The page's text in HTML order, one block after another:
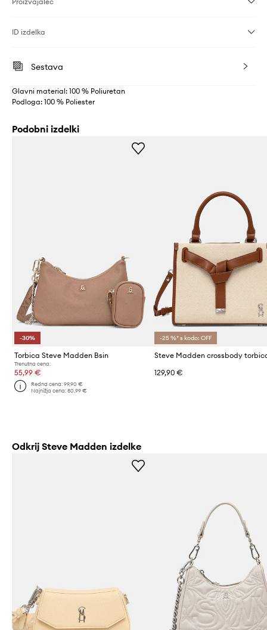
ID izdelka
Sestava
Glavni material: 100 % Poliuretan
Podloga: 100 % Poliester
Podobni izdelki
-30%
Torbica Steve Madden Bsin
Trenutna cena:
55,99 €
Redna cena:99,90 €
Najnižja cena:80,99 €
-25 %* s kodo: OFF
129,90 €
Odkrij Steve Madden izdelke